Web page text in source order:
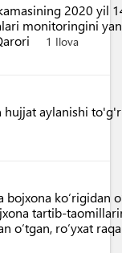
2020 yil
monitoringini
1 Ilova
aylanishi
ko‘rigidan
tartib-
o‘tgan, ro‘yxat